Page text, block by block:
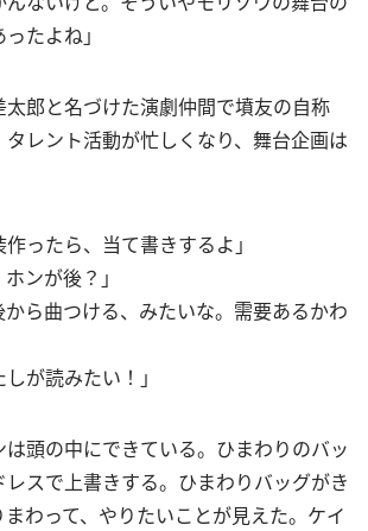
たよね」
郎と名づけた演劇仲間で墳友の自称
タレント活動が忙しくなり、舞台企画は
作ったら、当て書きするよ」
ンが後？」
から曲つける、みたいな。需要あるかわ
が読みたい！」
は頭の中にできている。ひまわりのバッ
スで上書きする。ひまわりバッグがき
わって、やりたいことが見えた。ケイ